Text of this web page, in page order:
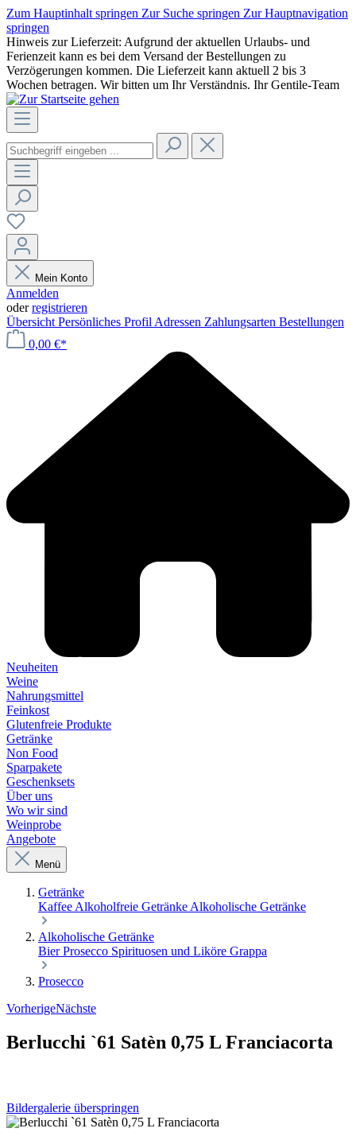
Zum Hauptinhalt springen Zur Suche springen Zur Hauptnavigation
springen
Hinweis zur Lieferzeit: Aufgrund der aktuellen Urlaubs- und
Ferienzeit kann es bei dem Versand der Bestellungen zu
Verzögerungen kommen. Die Lieferzeit kann aktuell 2 bis 3
Wochen betragen. Wir bitten um Ihr Verständnis. Ihr Gentile-Team
Mein Konto
Anmelden
oderregistrieren
Übersicht Persönliches Profil Adressen Zahlungsarten Bestellungen
0,00 €*
Neuheiten
Weine
Nahrungsmittel
Feinkost
Glutenfreie Produkte
Getränke
Non Food
Sparpakete
Geschenksets
Über uns
Wo wir sind
Weinprobe
Angebote
Menü
Getränke
Kaffee Alkoholfreie Getränke Alkoholische Getränke
Alkoholische Getränke
BierProsecco Spirituosen und Liköre Grappa
Prosecco
VorherigeNächste
Berlucchi `61 Satèn 0,75 L Franciacorta
Bildergalerie überspringen